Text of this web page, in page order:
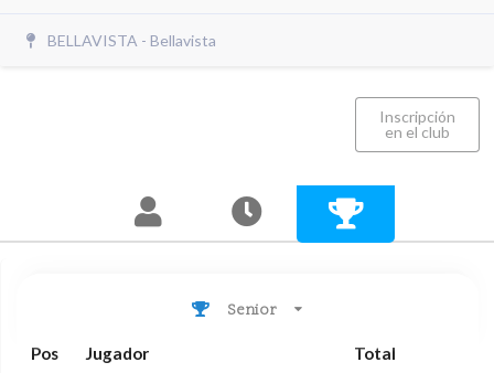
BELLAVISTA - Bellavista
Inscripción
en el club
Senior
Pos Jugador Total